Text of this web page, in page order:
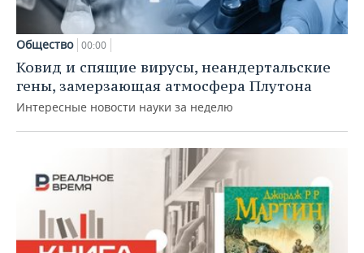
Общество 00:00
Ковид и спящие вирусы, неандертальские
гены, замерзающая атмосфера Плутона
Интересные новости науки за неделю